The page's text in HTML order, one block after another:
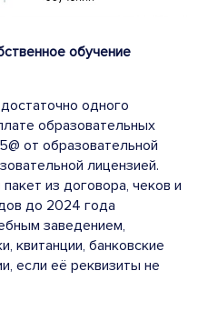
обучение
одного
образовательных
от образовательной
лицензией.
из договора, чеков и
до 2024 года
заведением,
квитанции, банковские
если её реквизиты не